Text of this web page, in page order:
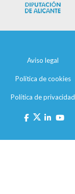
Aviso legal
Política de cookies
Política de privacidad